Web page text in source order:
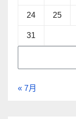
24 25
31
« 7月